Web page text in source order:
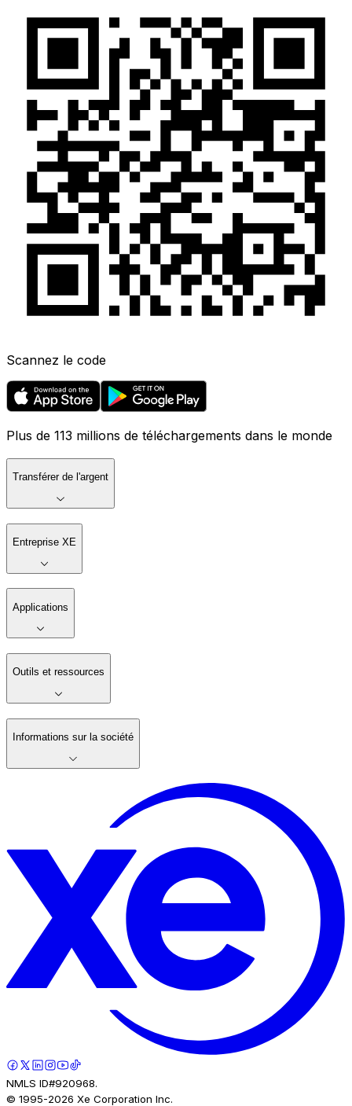
Scannez le code
Plus de 113 millions de téléchargements dans le monde
Transférer de l'argent
Entreprise XE
Applications
Outils et ressources
Informations sur la société
NMLS ID#920968.
© 1995-2026 Xe Corporation Inc.